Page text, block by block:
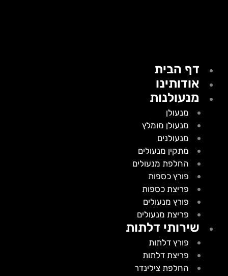
דף הבית
אודותינו
מנעולנות
מנעולן
מנעולן מומלץ
מנעולנים
מתקין מנעולים
החלפת מנעולים
פורץ כספות
פריצת כספות
פורץ מנעולים
פריצת מנעולים
שירותי דלתות
פורץ דלתות
פריצת דלתות
החלפת צילינדר